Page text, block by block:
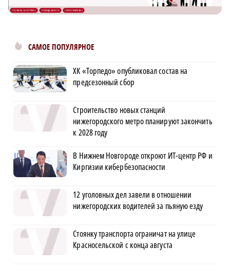
САМОЕ ПОПУЛЯРНОЕ
ХК «Торпедо» опубликовал состав на
предсезонный сбор
Строительство новых станций
нижегородского метро планируют закончить
к 2028 году
В Нижнем Новгороде откроют ИТ-центр РФ и
Киргизии кибербезопасности
12 уголовных дел завели в отношении
нижегородских водителей за пьяную езду
Стоянку транспорта ограничат на улице
Красносельской с конца августа